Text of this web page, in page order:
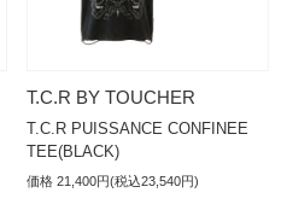
T.C.R BY TOUCHER
T.C.R PUISSANCE CONFINEE
TEE(BLACK)
価格 21,400円(税込23,540円)